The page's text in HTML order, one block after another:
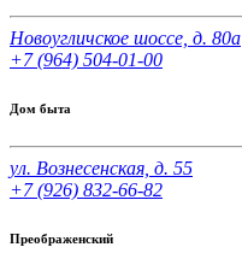
Новоугличское шоссе, д. 80а
+7 (964) 504-01-00
Дом быта
ул. Вознесенская, д. 55
+7 (926) 832-66-82
Преображенский